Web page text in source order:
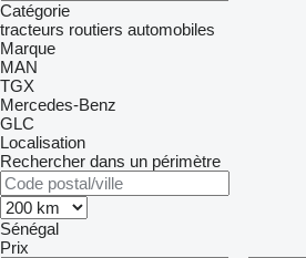
Catégorie
tracteurs routiers automobiles
Marque
MAN
TGX
Mercedes-Benz
GLC
Localisation
Rechercher dans un périmètre
Sénégal
Prix